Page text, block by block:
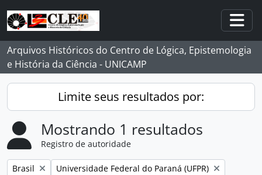
Skip to main content
Arquivos Históricos do Centro de Lógica, Epistemologia
e História da Ciência - UNICAMP
Limite seus resultados por:
Mostrando 1 resultados
Registro de autoridade
Remover filtro:
Brasil Remover filtro:
Universidade Federal do Paraná (UFPR)